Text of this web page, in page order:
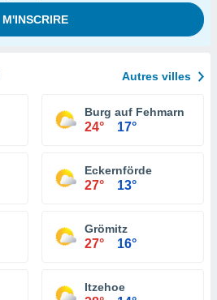
Autres villes
Burg auf Fehmarn
24° 17°
Eckernförde
27° 13°
Grömitz
27° 16°
Itzehoe